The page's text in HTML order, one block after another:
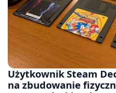
Użytkownik Steam
na zbudowanie